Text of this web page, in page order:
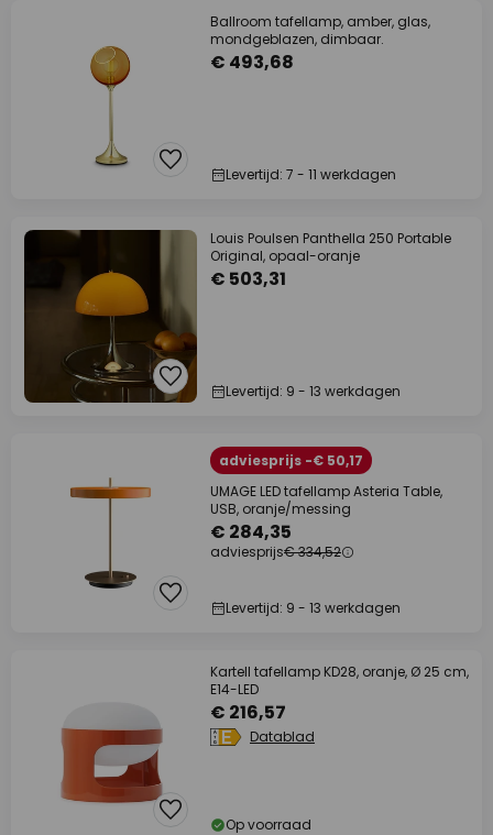
Ballroom tafellamp, amber, glas,
mondgeblazen, dimbaar.
€ 493,68
Levertijd: 7 - 11 werkdagen
Louis Poulsen Panthella 250 Portable
Original, opaal-oranje
€ 503,31
Levertijd: 9 - 13 werkdagen
adviesprijs -€ 50,17
UMAGE LED tafellamp Asteria Table,
USB, oranje/messing
€ 284,35
adviesprijs€ 334,52
Levertijd: 9 - 13 werkdagen
Kartell tafellamp KD28, oranje, Ø 25 cm,
E14-LED
€ 216,57
Datablad
Op voorraad